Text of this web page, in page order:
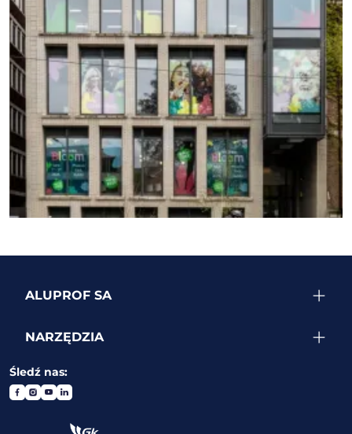
ZOBACZ WIĘCEJ REALIZACJI
ALUPROF SA
NARZĘDZIA
Śledź nas: